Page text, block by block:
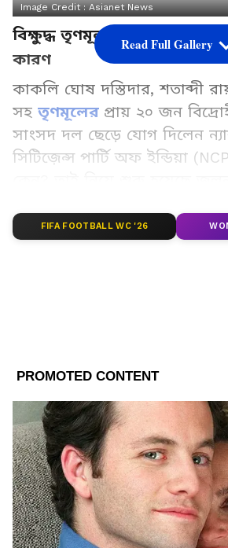
Image Credit :Asianet News
বিক্ষুদ্ধ তৃণমূল সাংসদদের
কারণ
কাকলি ঘোষ দস্তিদার, শতাব্দী
সহ তৃণমূলের প্রায় ২০ জন
সাংসদ দল ছেড়ে যোগ দিলেন
সিটিজ়েন্স পার্টি অফ ইন্ডিয়া
Add Asianetnews Bangla as a Preferred
Source
Image Credit : Asianet News
NCPI সম্পর্কে দু-চার কথা
এনসিপিআই কার্যত একটি
অস্তিত্বহীন' দল — ২০২৩ সালে
আসনে লড়ে মাত্র ৮০০ ভোট
এই দল অস্তিত্ত্বহীন হয়ে পড়ে।
Read Full Gallery
FIFA FOOTBALL WC '26